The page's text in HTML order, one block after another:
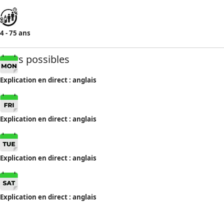
4 - 75 ans
Jours possibles
Explication en direct : anglais
Explication en direct : anglais
Explication en direct : anglais
Explication en direct : anglais